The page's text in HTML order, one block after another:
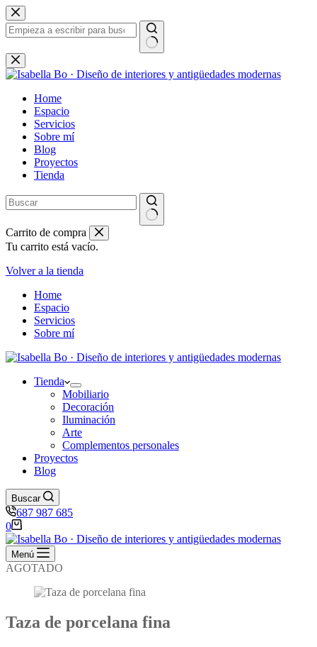
Saltar
al
contenido
Sin
resultados
Home
Espacio
Servicios
Sobre mí
Blog
Proyectos
Tienda
Carrito de compra
Tu carrito está vacío.
Volver a la tienda
Home
Espacio
Servicios
Sobre mí
Tienda
Mobiliario
Decoración
Iluminación
Arte
Complementos personales
Proyectos
Blog
Buscar
687 987 685
Carro
de
compra
0
Menú
AGOTADO
Taza de porcelana fina